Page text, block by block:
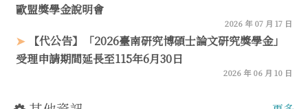
歐盟獎學金說明會
2026 年 07 月 17 日
【代公告】「2026臺南研究博碩士論文研究獎學金」
受理申請期間延長至115年6月30日
2026 年 06 月 10 日